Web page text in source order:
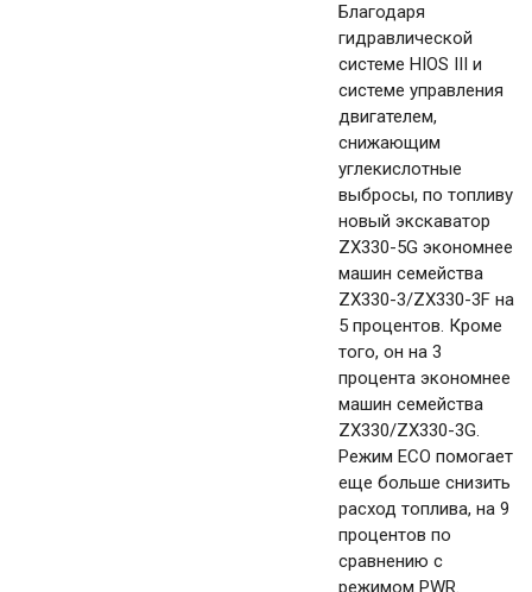
Благодаря
гидравлической
системе HIOS III и
системе управления
двигателем,
снижающим
углекислотные
выбросы, по топливу
новый экскаватор
ZX330-5G экономнее
машин семейства
ZX330-3/ZX330-3F на
5 процентов. Кроме
того, он на 3
процента экономнее
машин семейства
ZX330/ZX330-3G.
Режим ECO помогает
еще больше снизить
расход топлива, на 9
процентов по
сравнению с
режимом PWR.